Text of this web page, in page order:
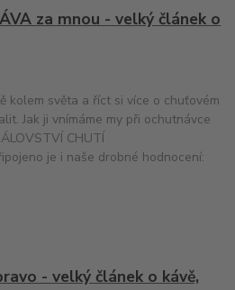
za mnou - velký článek o
kolem světa a říct si více o chuťovém
Jak ji vnímáme my při ochutnávce
CHUTÍ
je i naše drobné hodnocení:
- velký článek o kávě,